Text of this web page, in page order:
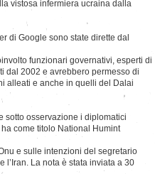
vistosa infermiera ucraina dalla
di Google sono state dirette dal
funzionari governativi, esperti di
dal 2002 e avrebbero permesso di
alleati e anche in quelli del Dalai
sotto osservazione i diplomatici
come titolo National Humint
e sulle intenzioni del segretario
l’Iran. La nota è stata inviata a 30